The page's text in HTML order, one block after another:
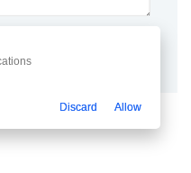
Discard Allow